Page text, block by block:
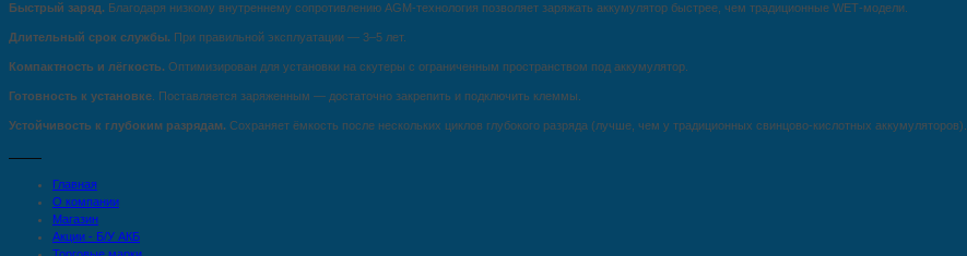
Быстрый заряд. Благодаря низкому внутреннему сопротивлению AGM‑технология позволяет заряжать аккумулятор быстрее, чем традиционные WET‑модели.
Длительный срок службы. При правильной эксплуатации — 3–5 лет.
Компактность и лёгкость. Оптимизирован для установки на скутеры с ограниченным пространством под аккумулятор.
Готовность к установке. Поставляется заряженным — достаточно закрепить и подключить клеммы.
Устойчивость к глубоким разрядам. Сохраняет ёмкость после нескольких циклов глубокого разряда (лучше, чем у традиционных свинцово‑кислотных аккумуляторов).
Главная
О компании
Магазин
Акции - Б/У АКБ